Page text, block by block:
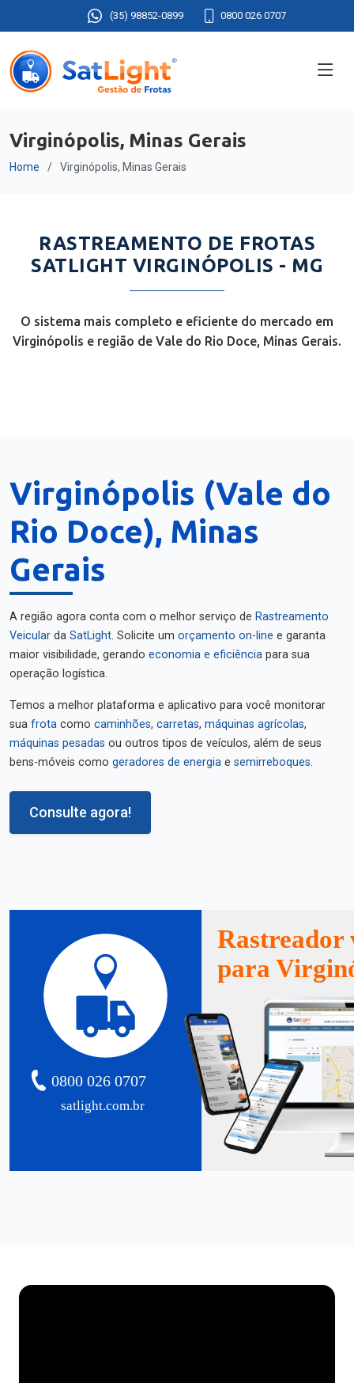
(35) 98852-0899 0800 026 0707
Virginópolis, Minas Gerais
Home Virginópolis, Minas Gerais
RASTREAMENTO DE FROTAS
SATLIGHT VIRGINÓPOLIS - MG
O sistema mais completo e eficiente do mercado em
Virginópolis e região de Vale do Rio Doce, Minas Gerais.
Virginópolis (Vale do
Rio Doce), Minas
Gerais
A região agora conta com o melhor serviço de Rastreamento
Veicular da SatLight. Solicite um orçamento on-line e garanta
maior visibilidade, gerando economia e eficiência para sua
operação logística.
Temos a melhor plataforma e aplicativo para você monitorar
sua frota como caminhões, carretas, máquinas agrícolas,
máquinas pesadas ou outros tipos de veículos, além de seus
bens-móveis como geradores de energia e semirreboques.
Consulte agora!
satlight.com.br
0800 026 0707
Rastreador
para